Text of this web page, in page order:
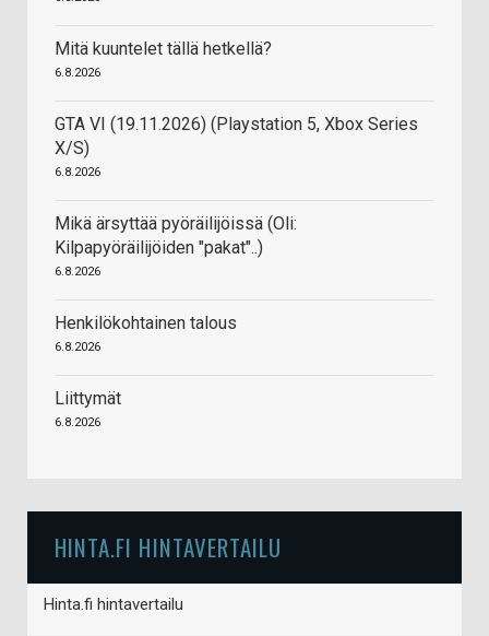
Mitä kuuntelet tällä hetkellä?
6.8.2026
GTA VI (19.11.2026) (Playstation 5, Xbox Series
X/S)
6.8.2026
Mikä ärsyttää pyöräilijöissä (Oli:
Kilpapyöräilijöiden "pakat"..)
6.8.2026
Henkilökohtainen talous
6.8.2026
Liittymät
6.8.2026
HINTA.FI HINTAVERTAILU
Hinta.fi hintavertailu